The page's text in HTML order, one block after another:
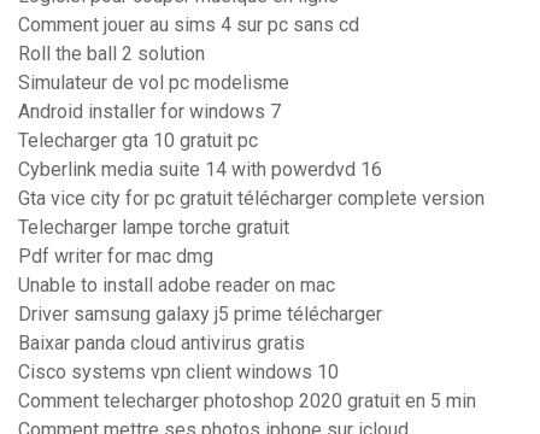
Comment jouer au sims 4 sur pc sans cd
Roll the ball 2 solution
Simulateur de vol pc modelisme
Android installer for windows 7
Telecharger gta 10 gratuit pc
Cyberlink media suite 14 with powerdvd 16
Gta vice city for pc gratuit télécharger complete version
Telecharger lampe torche gratuit
Pdf writer for mac dmg
Unable to install adobe reader on mac
Driver samsung galaxy j5 prime télécharger
Baixar panda cloud antivirus gratis
Cisco systems vpn client windows 10
Comment telecharger photoshop 2020 gratuit en 5 min